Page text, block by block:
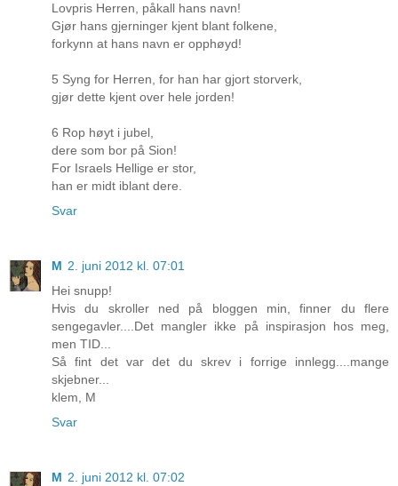
Lovpris Herren, påkall hans navn!
Gjør hans gjerninger kjent blant folkene,
forkynn at hans navn er opphøyd!
5 Syng for Herren, for han har gjort storverk,
gjør dette kjent over hele jorden!
6 Rop høyt i jubel,
dere som bor på Sion!
For Israels Hellige er stor,
han er midt iblant dere.
Svar
M 2. juni 2012 kl. 07:01
Hei snupp!
Hvis du skroller ned på bloggen min, finner du flere
sengegavler....Det mangler ikke på inspirasjon hos meg,
men TID...
Så fint det var det du skrev i forrige innlegg....mange
skjebner...
klem, M
Svar
M 2. juni 2012 kl. 07:02